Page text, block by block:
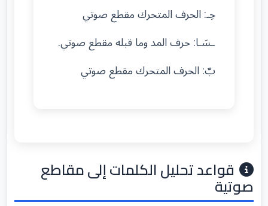
حِـ: الحرف المتحرك مقطع صوتي
ـسَـا: حرف المد وما قبله مقطع صوتي.
بٌ: الحرف المتحرك مقطع صوتي
قواعد تحليل الكلمات إلى مقاطع
صوتية